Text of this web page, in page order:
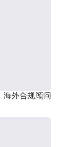
海外合规顾问